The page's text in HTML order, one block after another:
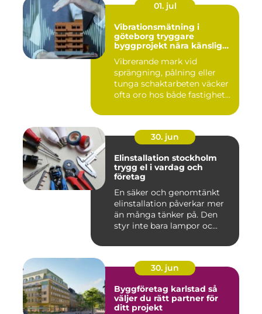
01. jul
Vibrationsmätning i
göteborg tryggare
byggprojekt nära känsliga
Vibrerande mark vid
sprängning, pålning eller
tunga schaktarbeten väcker
ofta oro hos både fastighet...
30. jun
Elinstallation stockholm
trygg el i vardag och
företag
En säker och genomtänkt
elinstallation påverkar mer
än många tänker på. Den
styr inte bara lampor oc...
30. jun
Byggföretag karlstad så
väljer du rätt partner för
ditt projekt